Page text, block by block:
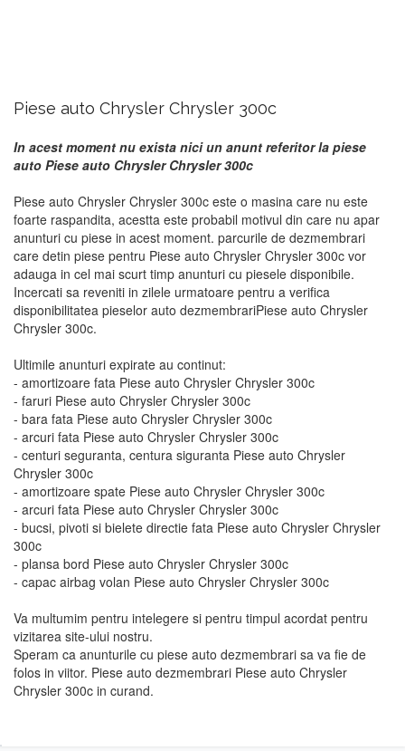
Piese auto Chrysler Chrysler 300c
In acest moment nu exista nici un anunt referitor la piese
auto Piese auto Chrysler Chrysler 300c
Piese auto Chrysler Chrysler 300c este o masina care nu este
foarte raspandita, acestta este probabil motivul din care nu apar
anunturi cu piese in acest moment. parcurile de dezmembrari
care detin piese pentru Piese auto Chrysler Chrysler 300c vor
adauga in cel mai scurt timp anunturi cu piesele disponibile.
Incercati sa reveniti in zilele urmatoare pentru a verifica
disponibilitatea pieselor auto dezmembrariPiese auto Chrysler
Chrysler 300c.
Ultimile anunturi expirate au continut:
- amortizoare fata Piese auto Chrysler Chrysler 300c
- faruri Piese auto Chrysler Chrysler 300c
- bara fata Piese auto Chrysler Chrysler 300c
- arcuri fata Piese auto Chrysler Chrysler 300c
- centuri seguranta, centura siguranta Piese auto Chrysler
Chrysler 300c
- amortizoare spate Piese auto Chrysler Chrysler 300c
- arcuri fata Piese auto Chrysler Chrysler 300c
- bucsi, pivoti si bielete directie fata Piese auto Chrysler Chrysler
300c
- plansa bord Piese auto Chrysler Chrysler 300c
- capac airbag volan Piese auto Chrysler Chrysler 300c
Va multumim pentru intelegere si pentru timpul acordat pentru
vizitarea site-ului nostru.
Speram ca anunturile cu piese auto dezmembrari sa va fie de
folos in viitor. Piese auto dezmembrari Piese auto Chrysler
Chrysler 300c in curand.